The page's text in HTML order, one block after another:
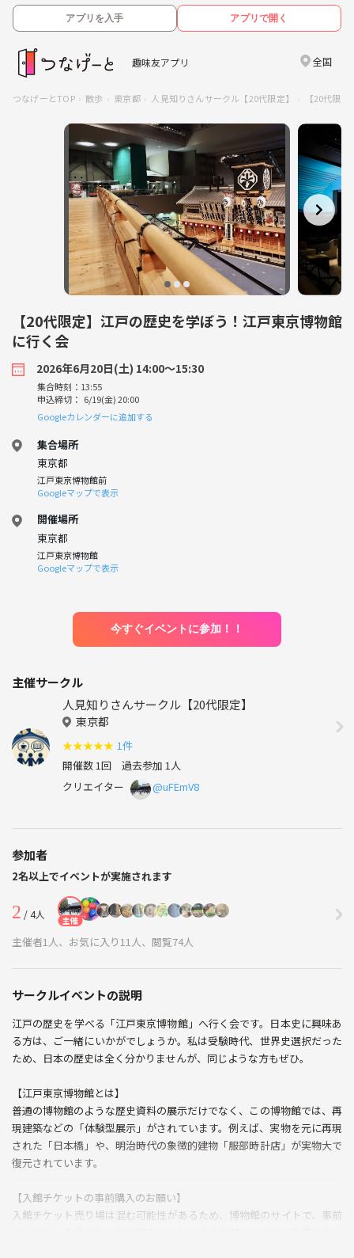
アプリを入手 アプリで開く
趣味友アプリ 全国
つなげーとTOP 散歩 東京都 人見知りさんサークル【20代限定】 【20代限
【20代限定】江戸の歴史を学ぼう！江戸東京博物館
に行く会
2026年6月20日(土) 14:00〜15:30
集合時刻：13:55
申込締切： 6/19(金) 20:00
Googleカレンダーに追加する
集合場所
東京都
江戸東京博物館前
Googleマップで表示
開催場所
東京都
江戸東京博物館
Googleマップで表示
今すぐイベントに参加！！
主催サークル
人見知りさんサークル【20代限定】
東京都
★★★★★ 1件
開催数 1回 過去参加 1人
クリエイター
@uFEmV8
参加者
2名以上でイベントが実施されます
2 / 4人 主催
主催者1人、お気に入り11人、閲覧74人
サークルイベントの説明
江戸の歴史を学べる「江戸東京博物館」へ行く会です。日本史に興味あ
る方は、ご一緒にいかがでしょうか。私は受験時代、世界史選択だった
ため、日本の歴史は全く分かりませんが、同じような方もぜひ。
【江戸東京博物館とは】
普通の博物館のような歴史資料の展示だけでなく、この博物館では、再
現建築などの「体験型展示」がされています。例えば、実物を元に再現
された「日本橋」や、明治時代の象徴的建物「服部時計店」が実物大で
復元されています。
【入館チケットの事前購入のお願い】
入館チケット売り場は混む可能性があるため、博物館のサイトで、事前